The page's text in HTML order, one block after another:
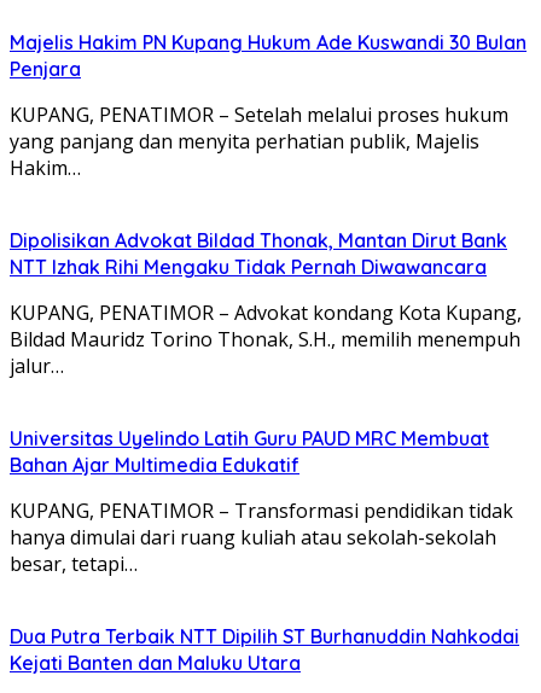
Majelis Hakim PN Kupang Hukum Ade Kuswandi 30 Bulan
Penjara
KUPANG, PENATIMOR – Setelah melalui proses hukum
yang panjang dan menyita perhatian publik, Majelis
Hakim…
Dipolisikan Advokat Bildad Thonak, Mantan Dirut Bank
NTT Izhak Rihi Mengaku Tidak Pernah Diwawancara
KUPANG, PENATIMOR – Advokat kondang Kota Kupang,
Bildad Mauridz Torino Thonak, S.H., memilih menempuh
jalur…
Universitas Uyelindo Latih Guru PAUD MRC Membuat
Bahan Ajar Multimedia Edukatif
KUPANG, PENATIMOR – Transformasi pendidikan tidak
hanya dimulai dari ruang kuliah atau sekolah-sekolah
besar, tetapi…
Dua Putra Terbaik NTT Dipilih ST Burhanuddin Nahkodai
Kejati Banten dan Maluku Utara